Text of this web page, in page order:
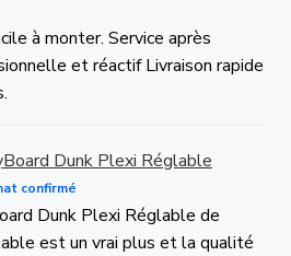
à monter. Service après
et réactif Livraison rapide
Dunk Plexi Réglable
confirmé
Dunk Plexi Réglable de
est un vrai plus et la qualité